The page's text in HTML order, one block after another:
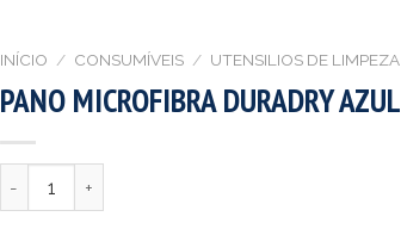
INÍCIO / CONSUMÍVEIS / UTENSILIOS DE LIMPEZA
PANO MICROFIBRA DURADRY AZUL